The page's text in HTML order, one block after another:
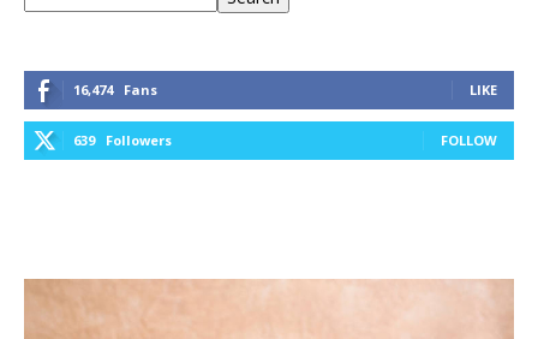
16,474 Fans LIKE
639 Followers FOLLOW